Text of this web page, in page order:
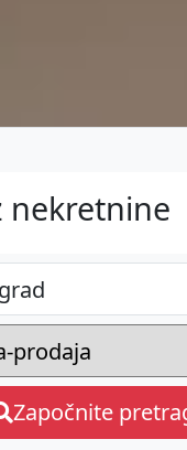
nekretnine
nekretnine
Započnite